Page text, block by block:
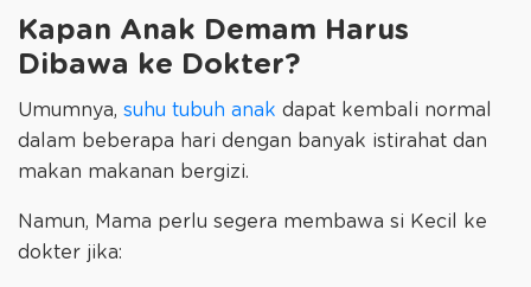
Kapan Anak Demam Harus
Dibawa ke Dokter?
Umumnya, suhu tubuh anak dapat kembali normal
dalam beberapa hari dengan banyak istirahat dan
makan makanan bergizi.
Namun, Mama perlu segera membawa si Kecil ke
dokter jika: